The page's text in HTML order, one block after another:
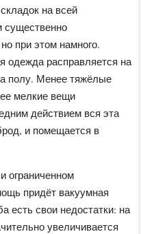
на всей
существенно
при этом намного.
одежда расправляется на
полу. Менее тяжёлые
мелкие вещи
действием вся эта
и помещается в
ограниченном
придёт вакуумная
есть свои недостатки: на
увеличивается